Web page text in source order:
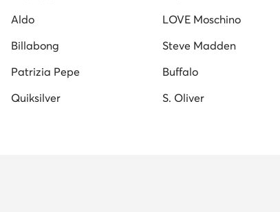
Aldo
LOVE Moschino
Billabong
Steve Madden
Patrizia Pepe
Buffalo
Quiksilver
S. Oliver